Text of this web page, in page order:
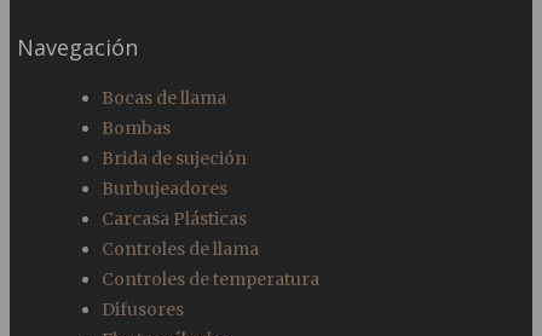
Navegación
Bocas de llama
Bombas
Brida de sujeción
Burbujeadores
Carcasa Plásticas
Controles de llama
Controles de temperatura
Difusores